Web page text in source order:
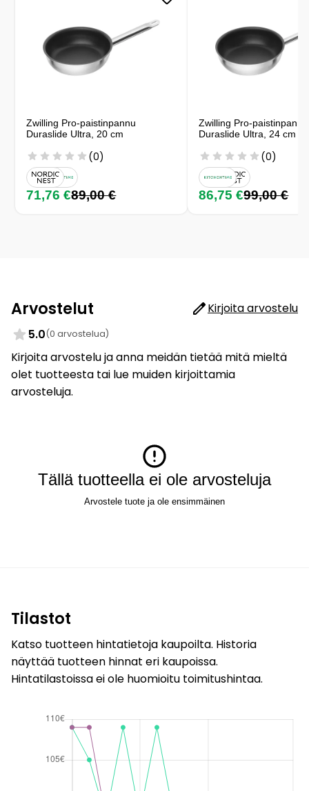
Zwilling Pro-paistinpannu
Duraslide Ultra, 20 cm
(0)
71,76 €89,00 €
Zwilling Pro-paistinpannu
Duraslide Ultra, 24 cm
(0)
86,75 €99,00 €
Arvostelut
Kirjoita arvostelu
5.0(0 arvostelua)
Kirjoita arvostelu ja anna meidän tietää mitä mieltä
olet tuotteesta tai lue muiden kirjoittamia
arvosteluja.
Tällä tuotteella ei ole arvosteluja
Arvostele tuote ja ole ensimmäinen
Tilastot
Katso tuotteen hintatietoja kaupoilta. Historia
näyttää tuotteen hinnat eri kaupoissa.
Hintatilastoissa ei ole huomioitu toimitushintaa.